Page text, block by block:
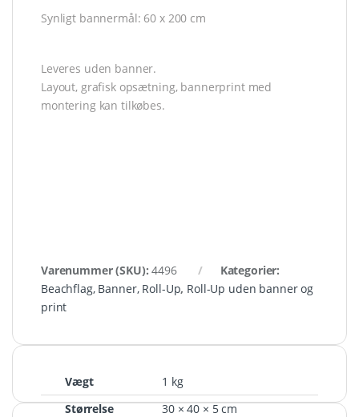
Synligt bannermål: 60 x 200 cm
Leveres uden banner.
Layout, grafisk opsætning, bannerprint med
montering kan tilkøbes.
Varenummer (SKU):4496
Kategorier:
Beachflag, Banner, Roll-Up, Roll-Up uden banner og
print
Vægt
1 kg
Størrelse
30 × 40 × 5 cm